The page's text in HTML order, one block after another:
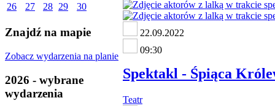
26
27 28 29 30
Znajdź na mapie
Zobacz wydarzenia na planie
2026 - wybrane
wydarzenia
22.09.2022
09:30
Spektakl - Śpiąca
Teatr